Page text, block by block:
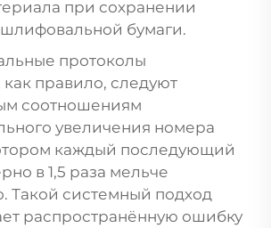
при сохранении
бумаги.
протоколы
правило, следуют
соотношениям
увеличения номера
каждый последующий
в 1,5 раза мельче
Такой системный подход
распространённую ошибку